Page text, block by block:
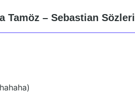
Tamöz – Sebastian Sözleri